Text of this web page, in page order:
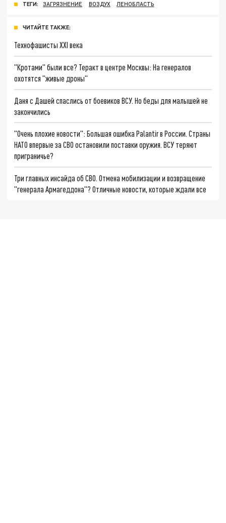
ТЕГИ: ЗАГРЯЗНЕНИЕ ВОЗДУХ ЛЕНОБЛАСТЬ
ЧИТАЙТЕ ТАКЖЕ:
Технофашисты XXI века
"Кротами" были все? Теракт в центре Москвы: На генералов
охотятся "живые дроны"
Даня с Дашей спаслись от боевиков ВСУ. Но беды для малышей не
закончились
"Очень плохие новости": Большая ошибка Palantir в России. Страны
НАТО впервые за СВО остановили поставки оружия. ВСУ теряют
приграничье?
Три главных инсайда об СВО. Отмена мобилизации и возвращение
"генерала Армагеддона"? Отличные новости, которые ждали все